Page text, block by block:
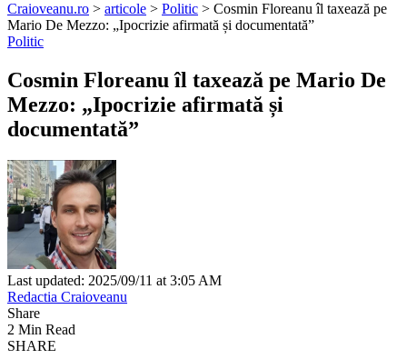
Craioveanu.ro > articole > Politic > Cosmin Floreanu îl taxează pe
Mario De Mezzo: „Ipocrizie afirmată și documentată”
Politic
Cosmin Floreanu îl taxează pe Mario De
Mezzo: „Ipocrizie afirmată și
documentată”
Last updated: 2025/09/11 at 3:05 AM
Redactia Craioveanu
Share
2 Min Read
SHARE